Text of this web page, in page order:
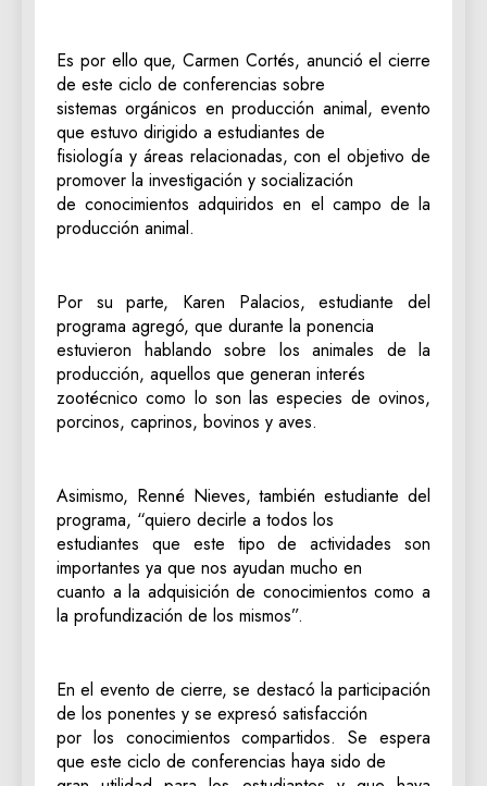
Es por ello que, Carmen Cortés, anunció el cierre
de este ciclo de conferencias sobre
sistemas orgánicos en producción animal, evento
que estuvo dirigido a estudiantes de
fisiología y áreas relacionadas, con el objetivo de
promover la investigación y socialización
de conocimientos adquiridos en el campo de la
producción animal.
Por su parte, Karen Palacios, estudiante del
programa agregó, que durante la ponencia
estuvieron hablando sobre los animales de la
producción, aquellos que generan interés
zootécnico como lo son las especies de ovinos,
porcinos, caprinos, bovinos y aves.
Asimismo, Renné Nieves, también estudiante del
programa, “quiero decirle a todos los
estudiantes que este tipo de actividades son
importantes ya que nos ayudan mucho en
cuanto a la adquisición de conocimientos como a
la profundización de los mismos”.
En el evento de cierre, se destacó la participación
de los ponentes y se expresó satisfacción
por los conocimientos compartidos. Se espera
que este ciclo de conferencias haya sido de